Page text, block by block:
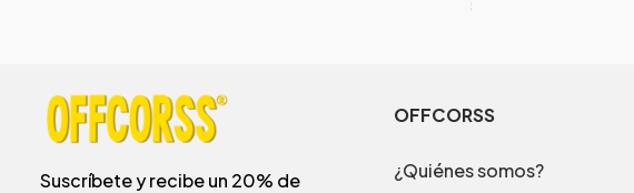
Suscríbete y recibe un 20% de
OFFCORSS
¿Quiénes somos?